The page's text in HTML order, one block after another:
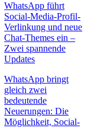
WhatsApp führt
Social-Media-Profil-
Verlinkung und neue
Chat-Themes ein –
Zwei spannende
Updates
WhatsApp bringt
gleich zwei
bedeutende
Neuerungen: Die
Möglichkeit, Social-